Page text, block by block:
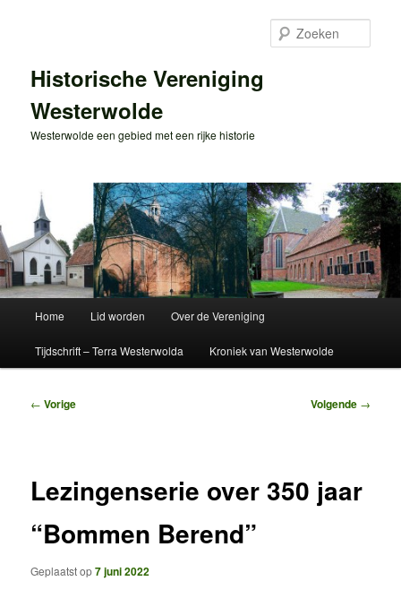
inhoudHistorische Vereniging
Westerwolde
Westerwolde een gebied met een rijke historie
Home Lid worden Over de Vereniging
Tijdschrift – Terra Westerwolda Kroniek van Westerwolde
Bericht
← Vorige Volgende →
Lezingenserie over 350 jaar
“Bommen Berend”
Geplaatst op7 juni 2022